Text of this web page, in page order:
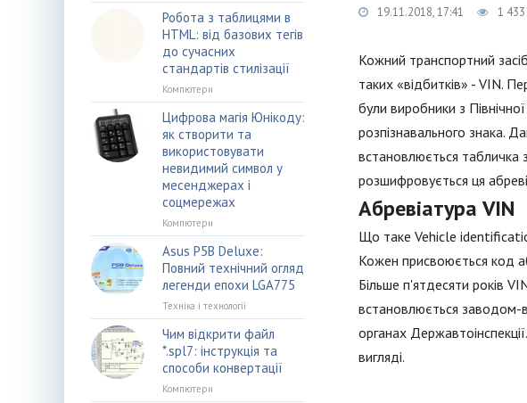
19.11.2018, 17:41 1 433
Кожний транспортний
таких «відбитків» - VIN.
були виробники з
розпізнавального знака.
встановлюється табличка
розшифровується ця
Абревіатура VIN
Що таке Vehicle
Кожен присвоюється код
Більше п'ятдесяти років
встановлюється заводом-
органах
вигляді.
Робота з таблицями в
HTML: від базових тегів
до сучасних
стандартів стилізації
Компютери
Цифрова магія Юнікоду:
як створити та
використовувати
невидимий символ у
месенджерах і
соцмережах
Компютери
Asus P5B Deluxe:
Повний технічний огляд
легенди епохи LGA775
Техніка і технології
Чим відкрити файл
*.spl7: інструкція та
способи конвертації
Компютери